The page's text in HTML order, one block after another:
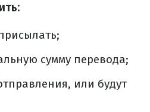
сумму перевода;
или будут